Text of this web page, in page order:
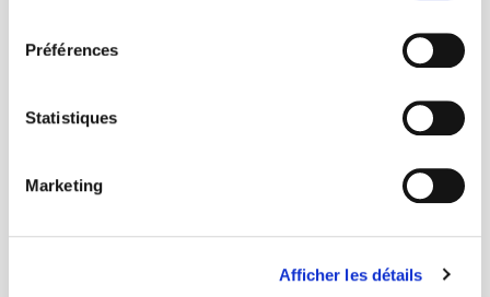
Préférences
Statistiques
Marketing
Afficher les détails
FOREIGN RIGHTS
CONDITIONS OF SALE